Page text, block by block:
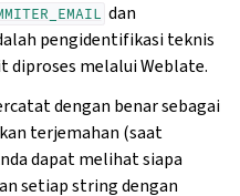
dan
pengidentifikasi teknis
diproses melalui Weblate.
dengan benar sebagai
terjemahan (saat
dapat melihat siapa
setiap string dengan